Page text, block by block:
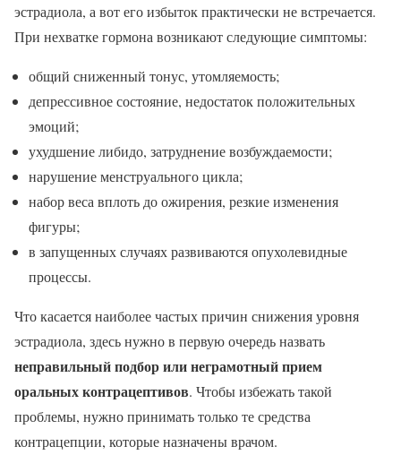
эстрадиола, а вот его избыток практически не встречается.
При нехватке гормона возникают следующие симптомы:
общий сниженный тонус, утомляемость;
депрессивное состояние, недостаток положительных
эмоций;
ухудшение либидо, затруднение возбуждаемости;
нарушение менструального цикла;
набор веса вплоть до ожирения, резкие изменения
фигуры;
в запущенных случаях развиваются опухолевидные
процессы.
Что касается наиболее частых причин снижения уровня
эстрадиола, здесь нужно в первую очередь назвать
неправильный подбор или неграмотный прием
оральных контрацептивов. Чтобы избежать такой
проблемы, нужно принимать только те средства
контрацепции, которые назначены врачом.